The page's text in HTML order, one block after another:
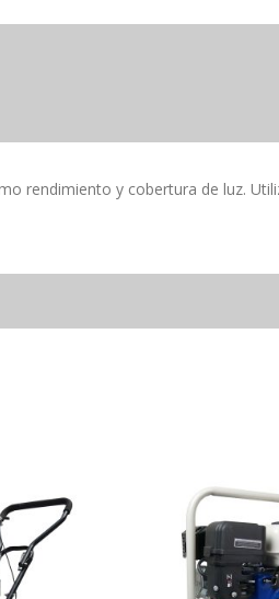
rendimiento y cobertura de luz.